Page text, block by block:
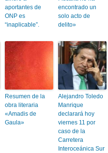
aportantes de
ONP es
“inaplicable”.
encontrado un
solo acto de
delito»
Resumen de la
obra literaria
«Amadis de
Gaula»
Alejandro Toledo
Manrique
declarará hoy
viernes 11 por
caso de la
Carretera
Interoceánica Sur